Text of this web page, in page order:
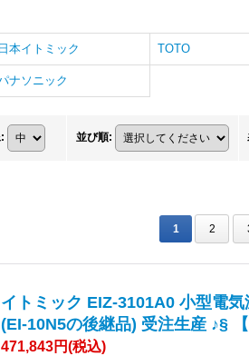
日本イトミック TOTO
ナソニック
: 並び順:
1 2
イトミック EIZ-3101A0 小型電
(EI-10N5の後継品) 受注生産 ♪§
471,843円(税込)